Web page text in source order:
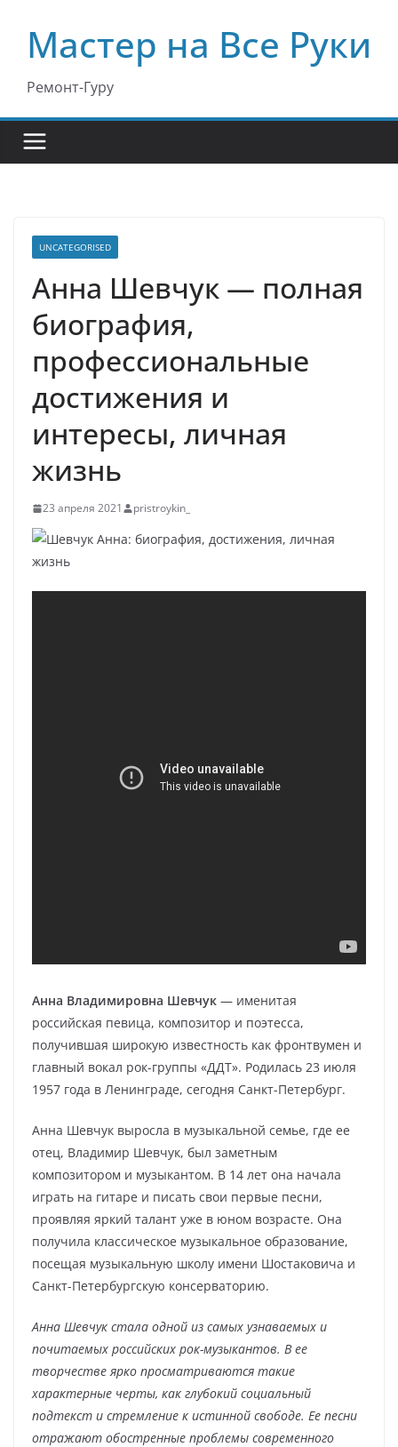
содержимому
Мастер на Все Руки
Ремонт-Гуру
UNCATEGORISED
Анна Шевчук — полная
биография,
профессиональные
достижения и
интересы, личная
жизнь
23 апреля 2021 pristroykin_
Анна Владимировна Шевчук — именитая
российская певица, композитор и поэтесса,
получившая широкую известность как фронтвумен и
главный вокал рок-группы «ДДТ». Родилась 23 июля
1957 года в Ленинграде, сегодня Санкт-Петербург.
Анна Шевчук выросла в музыкальной семье, где ее
отец, Владимир Шевчук, был заметным
композитором и музыкантом. В 14 лет она начала
играть на гитаре и писать свои первые песни,
проявляя яркий талант уже в юном возрасте. Она
получила классическое музыкальное образование,
посещая музыкальную школу имени Шостаковича и
Санкт-Петербургскую консерваторию.
Анна Шевчук стала одной из самых узнаваемых и
почитаемых российских рок-музыкантов. В ее
творчестве ярко просматриваются такие
характерные черты, как глубокий социальный
подтекст и стремление к истинной свободе. Ее песни
отражают обостренные проблемы современного